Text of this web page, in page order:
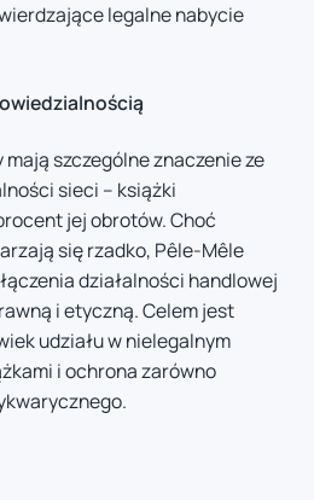
legalne nabycie
szczególne znaczenie ze
sieci – książki
jej obrotów. Choć
się rzadko, Pêle-Mêle
działalności handlowej
i etyczną. Celem jest
udziału w nielegalnym
i ochrona zarówno